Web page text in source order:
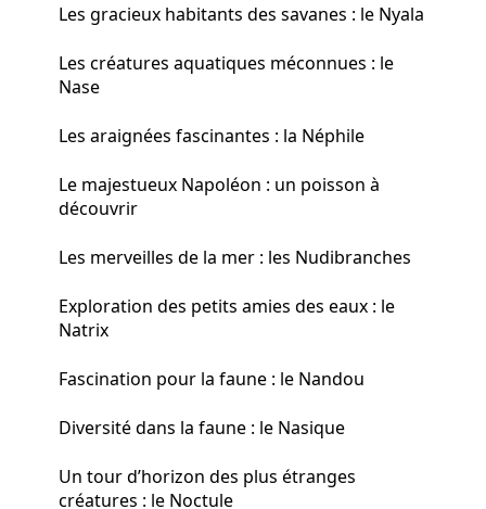
Les gracieux habitants des savanes : le Nyala
Les créatures aquatiques méconnues : le
Nase
Les araignées fascinantes : la Néphile
Le majestueux Napoléon : un poisson à
découvrir
Les merveilles de la mer : les Nudibranches
Exploration des petits amies des eaux : le
Natrix
Fascination pour la faune : le Nandou
Diversité dans la faune : le Nasique
Un tour d’horizon des plus étranges
créatures : le Noctule